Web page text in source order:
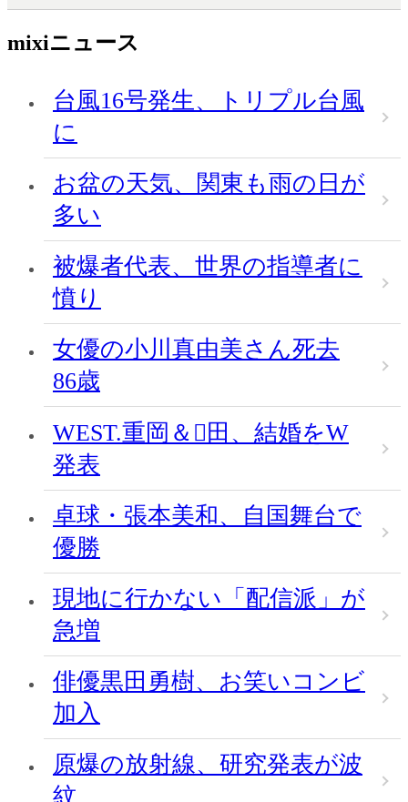
mixiニュース
台風16号発生、トリプル台風
に
お盆の天気、関東も雨の日が
多い
被爆者代表、世界の指導者に
憤り
女優の小川真由美さん死去
86歳
WEST.重岡＆田、結婚をW
発表
卓球・張本美和、自国舞台で
優勝
現地に行かない「配信派」が
急増
俳優黒田勇樹、お笑いコンビ
加入
原爆の放射線、研究発表が波
紋